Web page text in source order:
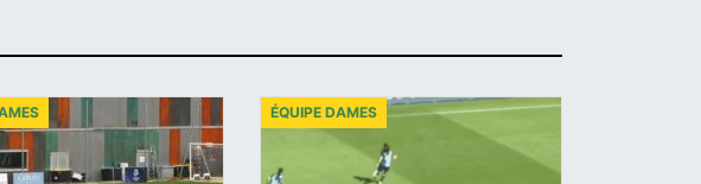
ÉQUIPE DAMES